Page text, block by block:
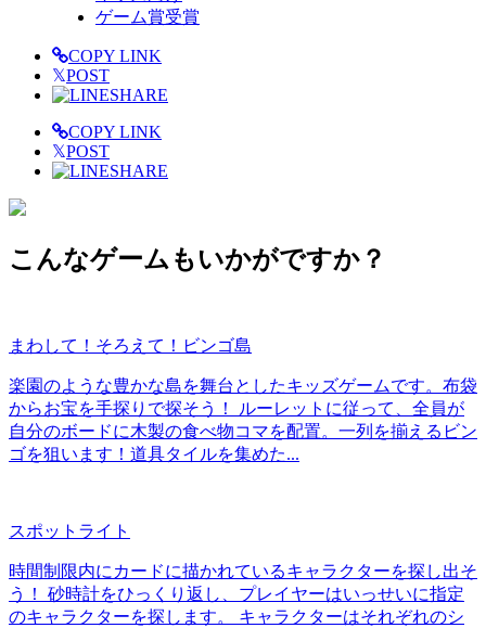
ゲーム賞受賞
COPY LINK
𝕏POST
SHARE
COPY LINK
𝕏POST
SHARE
こんなゲームもいかがですか？
まわして！そろえて！ビンゴ島
楽園のような豊かな島を舞台としたキッズゲームです。布袋
からお宝を手探りで探そう！ ルーレットに従って、全員が
自分のボードに木製の食べ物コマを配置。一列を揃えるビン
ゴを狙います！道具タイルを集めた...
スポットライト
時間制限内にカードに描かれているキャラクターを探し出そ
う！ 砂時計をひっくり返し、プレイヤーはいっせいに指定
のキャラクターを探します。 キャラクターはそれぞれのシ